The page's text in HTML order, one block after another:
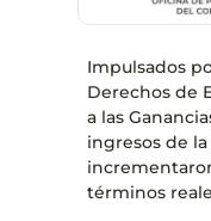
Impulsados
Derechos de
a las
ingresos de
términos